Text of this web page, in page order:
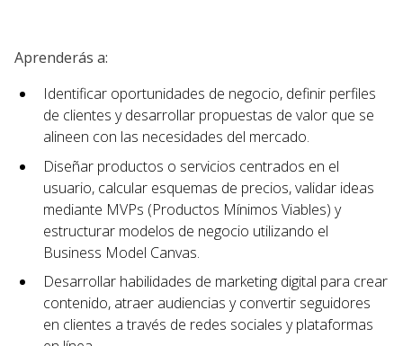
Aprenderás a:
Identificar oportunidades de negocio, definir perfiles
de clientes y desarrollar propuestas de valor que se
alineen con las necesidades del mercado.
Diseñar productos o servicios centrados en el
usuario, calcular esquemas de precios, validar ideas
mediante MVPs (Productos Mínimos Viables) y
estructurar modelos de negocio utilizando el
Business Model Canvas.
Desarrollar habilidades de marketing digital para crear
contenido, atraer audiencias y convertir seguidores
en clientes a través de redes sociales y plataformas